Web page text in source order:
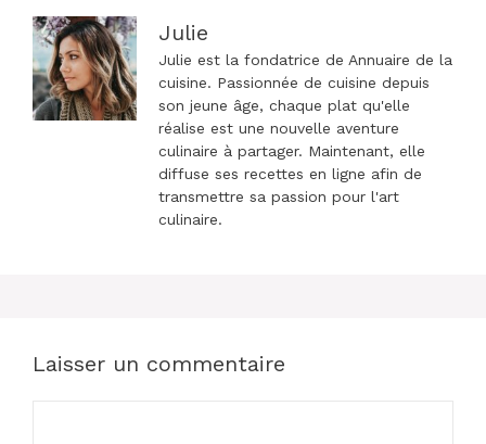
Julie
Julie est la fondatrice de Annuaire de la
cuisine. Passionnée de cuisine depuis
son jeune âge, chaque plat qu'elle
réalise est une nouvelle aventure
culinaire à partager. Maintenant, elle
diffuse ses recettes en ligne afin de
transmettre sa passion pour l'art
culinaire.
Laisser un commentaire